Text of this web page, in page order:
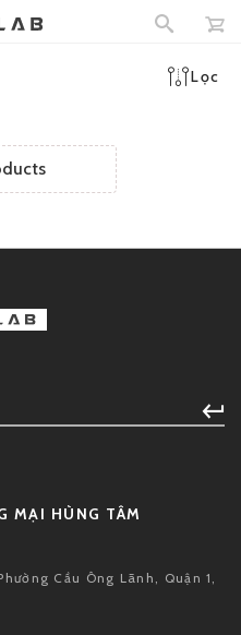
Lọc
MẠI HÙNG TÂM
Cầu Ông Lãnh, Quận 1,